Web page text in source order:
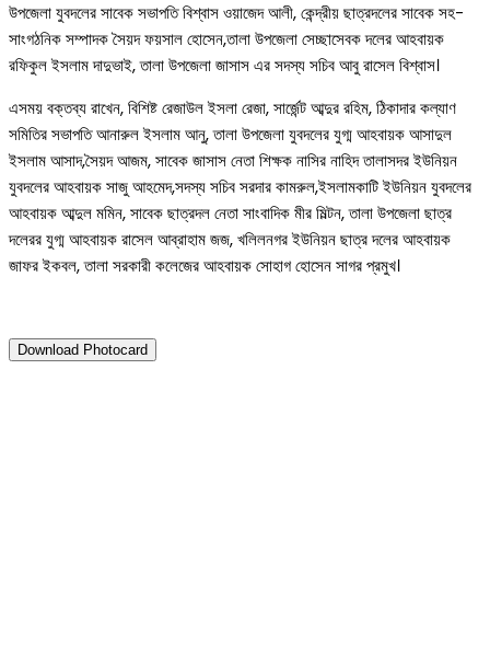
উপজেলা যুবদলের সাবেক সভাপতি বিশ্বাস ওয়াজেদ আলী, কেন্দ্রীয় ছাত্রদলের সাবেক সহ-
সাংগঠনিক সম্পাদক সৈয়দ ফয়সাল হোসেন,তালা উপজেলা সেচ্ছাসেবক দলের আহবায়ক
রফিকুল ইসলাম দাদুভাই, তালা উপজেলা জাসাস এর সদস্য সচিব আবু রাসেল বিশ্বাস।
এসময় বক্তব্য রাখেন, বিশিষ্ট রেজাউল ইসলা রেজা, সার্জেন্ট আব্দুর রহিম, ঠিকাদার কল্যাণ
সমিতির সভাপতি আনারুল ইসলাম আনু, তালা উপজেলা যুবদলের যুগ্ম আহবায়ক আসাদুল
ইসলাম আসাদ,সৈয়দ আজম, সাবেক জাসাস নেতা শিক্ষক নাসির নাহিদ তালাসদর ইউনিয়ন
যুবদলের আহবায়ক সাজু আহমেদ,সদস্য সচিব সরদার কামরুল,ইসলামকাটি ইউনিয়ন যুবদলের
আহবায়ক আব্দুল মমিন, সাবেক ছাত্রদল নেতা সাংবাদিক মীর মিল্টন, তালা উপজেলা ছাত্র
দলেরর যুগ্ম আহবায়ক রাসেল আব্রাহাম জজ, খলিলনগর ইউনিয়ন ছাত্র দলের আহবায়ক
জাফর ইকবল, তালা সরকারী কলেজের আহবায়ক সোহাগ হোসেন সাগর প্রমুখ।
Download Photocard